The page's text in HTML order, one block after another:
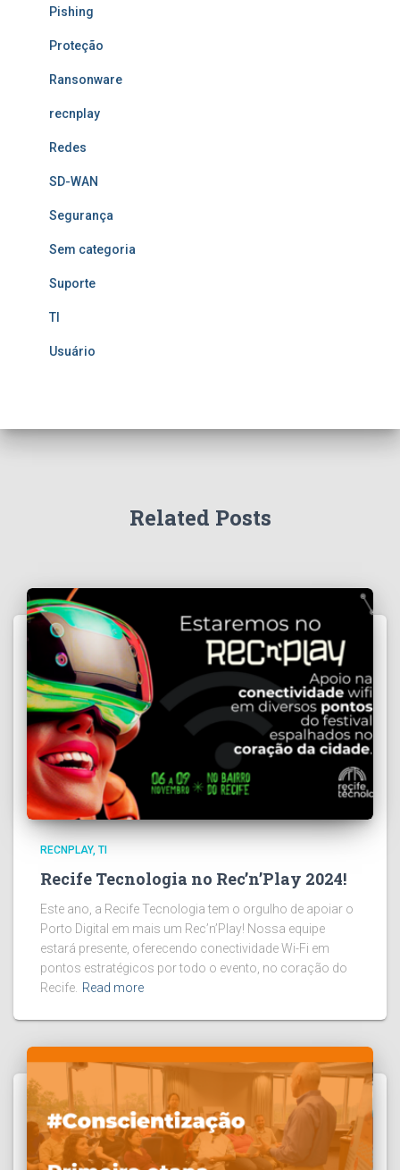
Pishing
Proteção
Ransonware
recnplay
Redes
SD-WAN
Segurança
Sem categoria
Suporte
TI
Usuário
Related Posts
RECNPLAY TI
Recife Tecnologia no Rec’n’Play 2024!
Este ano, a Recife Tecnologia tem o orgulho de apoiar o
Porto Digital em mais um Rec’n’Play! Nossa equipe
estará presente, oferecendo conectividade Wi-Fi em
pontos estratégicos por todo o evento, no coração do
Recife. Read more